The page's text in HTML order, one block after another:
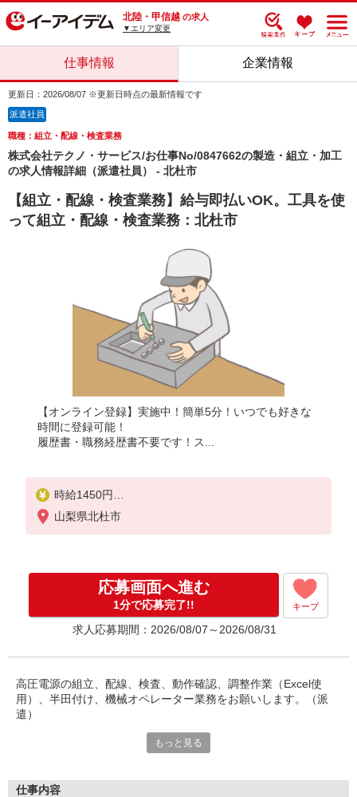
北陸・甲信越 の求人
▼エリア変更
仕事情報 企業情報
更新日：2026/08/07 ※更新日時点の最新情報です
派遣社員
職種：組立・配線・検査業務
株式会社テクノ・サービス/お仕事No/0847662の製造・組立・加工
の求人情報詳細（派遣社員） - 北杜市
【組立・配線・検査業務】給与即払いOK。工具を使
って組立・配線・検査業務：北杜市
【オンライン登録】実施中！簡単5分！いつでも好きな
時間に登録可能！
履歴書・職務経歴書不要です！ス...
時給1450円
月収例：235、900円以上可能（月収例）（残業・休
日出勤手当て等が含まれています）
山梨県北杜市
応募画面へ進む
1分で応募完了!! キープ
求人応募期間：2026/08/07～2026/08/31
高圧電源の組立、配線、検査、動作確認、調整作業（Excel使
用）、半田付け、機械オペレーター業務をお願いします。（派
遣）
ネジ締め作業、半田付け作業などの経験をお持ちの方尚良。長期
■給与即払いサービスは就業状況によって利用できないケースが
もっと見る
仕事内容